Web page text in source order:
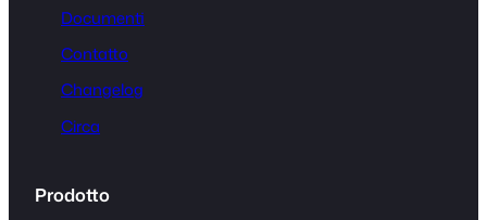
Documenti
Contatto
Changelog
Circa
Prodotto